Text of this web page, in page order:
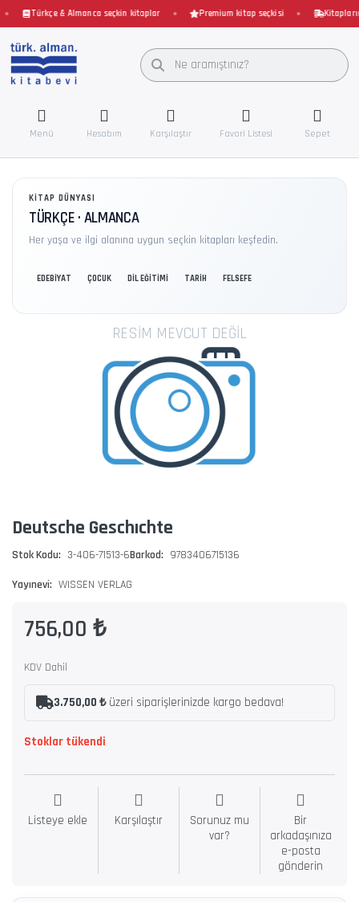
Türkçe & Almanca seçkin kitaplar Premium kitap seçkisi
Menü Hesabım Karşılaştır Favori Listesi Sepet
KITAP DÜNYASI
TÜRKÇE · ALMANCA
Her yaşa ve ilgi alanına uygun seçkin kitapları keşfedin.
EDEBİYAT ÇOCUK DİL EĞİTİMİ TARİH FELSEFE
Deutsche Geschıchte
Stok Kodu: 3-406-71513-6Barkod: 9783406715136
Yayınevi: WISSEN VERLAG
756,00 ₺
KDV Dahil
3.750,00 ₺üzeri siparişlerinizde kargo bedava!
Stoklar tükendi
Listeye ekle Karşılaştır
Sorunuz mu
var?
Bir
arkadaşınıza
e-posta
gönderin